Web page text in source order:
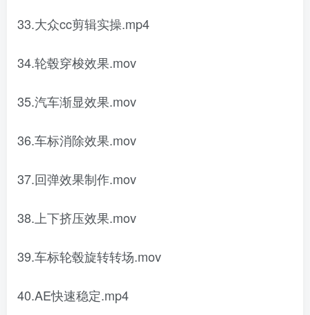
33.大众cc剪辑实操.mp4
34.轮毂穿梭效果.mov
35.汽车渐显效果.mov
36.车标消除效果.mov
37.回弹效果制作.mov
38.上下挤压效果.mov
39.车标轮毂旋转转场.mov
40.AE快速稳定.mp4